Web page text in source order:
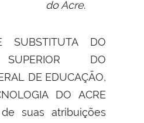
do Acre.
SUBSTITUTA DO
SUPERIOR DO
DE EDUCAÇÃO,
DO ACRE
suas atribuições